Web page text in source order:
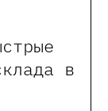
в